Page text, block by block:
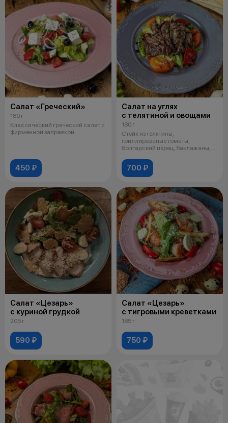
Салат «Греческий»
180 г
Классический греческий салат с
фирменной заправкой
450 ₽
Салат на углях
с телятиной и овощами
180 г
Стейк из телятины,
гриллированые томаты,
болгарский перец, баклажаны,
700 ₽
Салат «Цезарь»
с куриной грудкой
205 г
590 ₽
Салат «Цезарь»
с тигровыми креветками
185 г
750 ₽